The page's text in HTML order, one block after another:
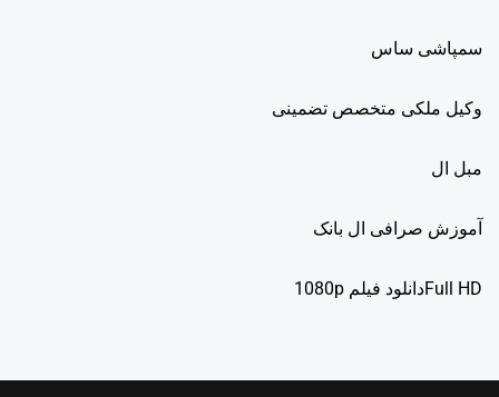
سمپاشی ساس
وکیل ملکی متخصص تضمینی
مبل ال
آموزش صرافی ال بانک
Full HDدانلود فيلم 1080p